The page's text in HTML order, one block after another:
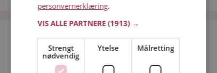
Bli medlem gratis!
Jeg er en: Mann Kvinne
personvernerklæring.
VIS ALLE PARTNERE(1913) →
Strengt
nødvendig
Ytelse Målretting